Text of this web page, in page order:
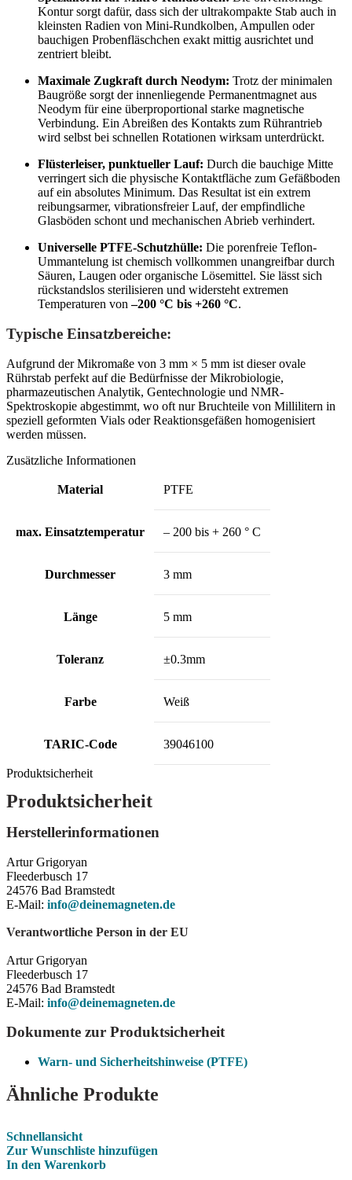
Kontur sorgt dafür, dass sich der ultrakompakte Stab auch in
kleinsten Radien von Mini-Rundkolben, Ampullen oder
bauchigen Probenfläschchen exakt mittig ausrichtet und
zentriert bleibt.
Maximale Zugkraft durch Neodym: Trotz der minimalen
Baugröße sorgt der innenliegende Permanentmagnet aus
Neodym für eine überproportional starke magnetische
Verbindung. Ein Abreißen des Kontakts zum Rührantrieb
wird selbst bei schnellen Rotationen wirksam unterdrückt.
Flüsterleiser, punktueller Lauf: Durch die bauchige Mitte
verringert sich die physische Kontaktfläche zum Gefäßboden
auf ein absolutes Minimum. Das Resultat ist ein extrem
reibungsarmer, vibrationsfreier Lauf, der empfindliche
Glasböden schont und mechanischen Abrieb verhindert.
Universelle PTFE-Schutzhülle: Die porenfreie Teflon-
Ummantelung ist chemisch vollkommen unangreifbar durch
Säuren, Laugen oder organische Lösemittel. Sie lässt sich
rückstandslos sterilisieren und widersteht extremen
Temperaturen von–200 °C bis +260 °C.
Typische Einsatzbereiche:
Aufgrund der Mikromaße von 3 mm × 5 mm ist dieser ovale
Rührstab perfekt auf die Bedürfnisse der Mikrobiologie,
pharmazeutischen Analytik, Gentechnologie und NMR-
Spektroskopie abgestimmt, wo oft nur Bruchteile von Millilitern in
speziell geformten Vials oder Reaktionsgefäßen homogenisiert
werden müssen.
Zusätzliche Informationen
Material PTFE
max. Einsatztemperatur – 200 bis + 260 ° C
Durchmesser 3 mm
Länge 5 mm
Toleranz ±0.3mm
Farbe Weiß
TARIC-Code 39046100
Produktsicherheit
Produktsicherheit
Herstellerinformationen
Artur Grigoryan
Fleederbusch 17
24576 Bad Bramstedt
E-Mail: info@deinemagneten.de
Verantwortliche Person in der EU
Artur Grigoryan
Fleederbusch 17
24576 Bad Bramstedt
E-Mail: info@deinemagneten.de
Dokumente zur Produktsicherheit
Warn- und Sicherheitshinweise (PTFE)
Ähnliche Produkte
Schnellansicht
Zur Wunschliste hinzufügen
In den Warenkorb